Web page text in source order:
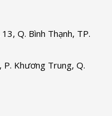
Q. Bình Thạnh, TP.
P. Khương Trung, Q.